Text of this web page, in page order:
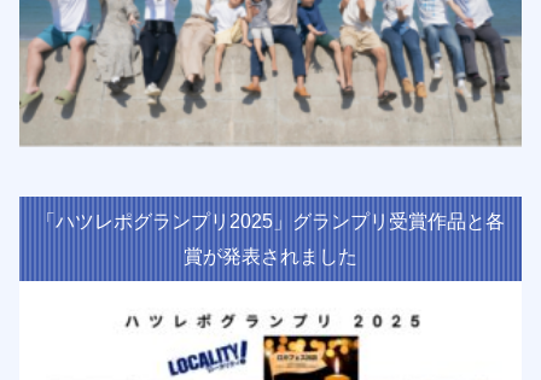
「ハツレポグランプリ2025」グランプリ受賞作品と各
賞が発表されました